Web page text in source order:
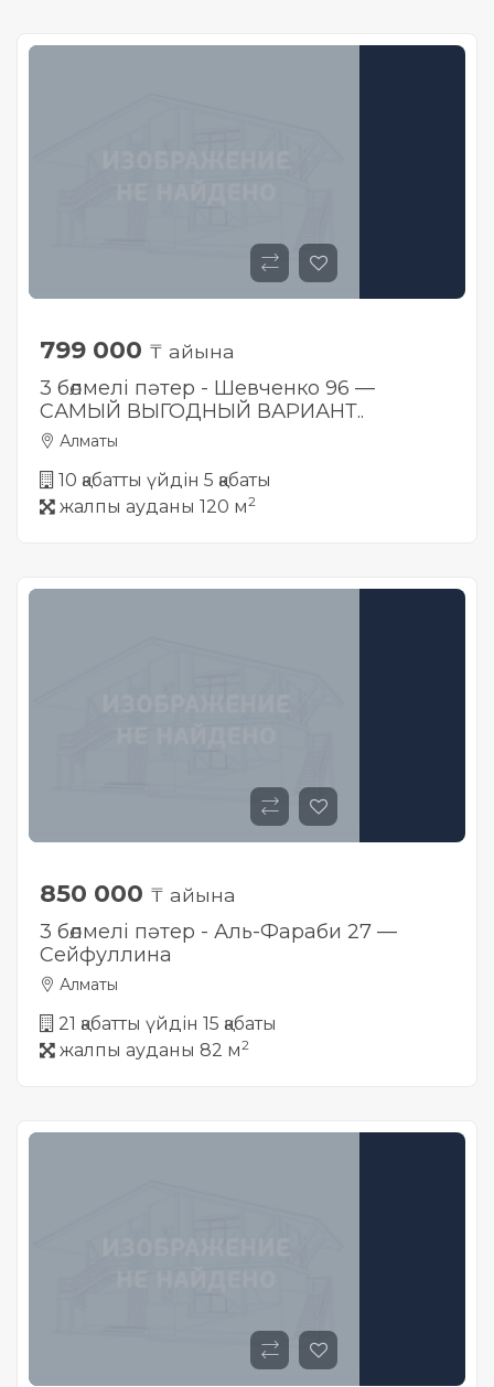
799 000 ₸ айына
3 бөлмелі пәтер - Шевченко 96 —
САМЫЙ ВЫГОДНЫЙ ВАРИАНТ..
Алматы
10 қабатты үйдін 5 қабаты
жалпы ауданы 120 м2
850 000 ₸ айына
3 бөлмелі пәтер - Аль-Фараби 27 —
Сейфуллина
Алматы
21 қабатты үйдін 15 қабаты
жалпы ауданы 82 м2